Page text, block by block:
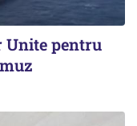
Unite pentru